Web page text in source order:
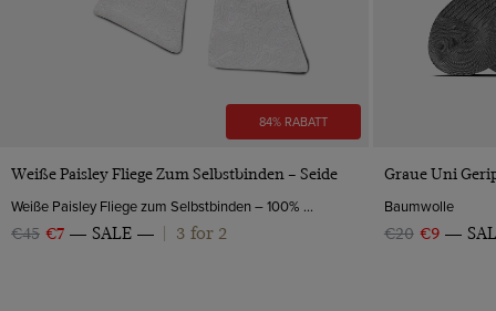
84% RABATT
VORSCHAU
Weiße Paisley Fliege Zum Selbstbinden – Seide
Weiße Paisley Fliege zum Selbstbinden – 100% Seide | Hawes & Curtis
€45 €7 SALE 3 for 2
Graue Uni
Baumwolle
€20 €9